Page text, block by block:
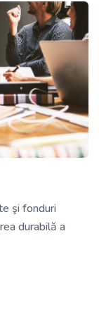
şi fonduri
durabilă a